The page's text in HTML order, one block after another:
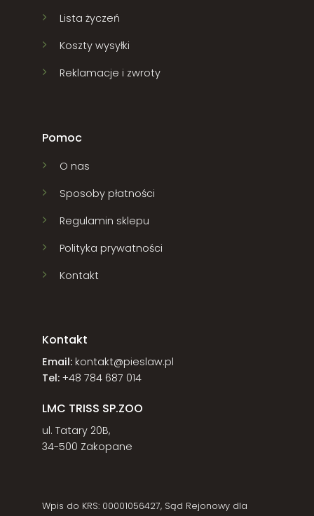
Lista życzeń
Koszty wysyłki
Reklamacje i zwroty
Pomoc
O nas
Sposoby płatności
Regulamin sklepu
Polityka prywatności
Kontakt
Kontakt
Email: kontakt@pieslaw.pl
Tel: +48 784 687 014
LMC TRISS SP.ZOO
ul. Tatary 20B,
34-500 Zakopane
Wpis do KRS: 00001056427, Sąd Rejonowy dla